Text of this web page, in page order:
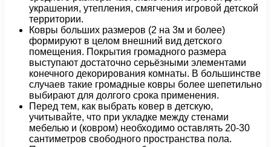
украшения, утепления, смягчения игровой детской
территории.
Ковры больших размеров (2 на 3м и более)
формируют в целом внешний вид детского
помещения. Покрытия громадного размера
выступают достаточно серьёзными элементами
конечного декорирования комнаты. В большинстве
случаев такие громадные ковры более шепетильно
выбирают для долгого срока применения.
Перед тем, как выбрать ковер в детскую,
учитывайте, что при укладке между стенами
мебелью и (ковром) необходимо оставлять 20-30
сантиметров свободного пространства пола.